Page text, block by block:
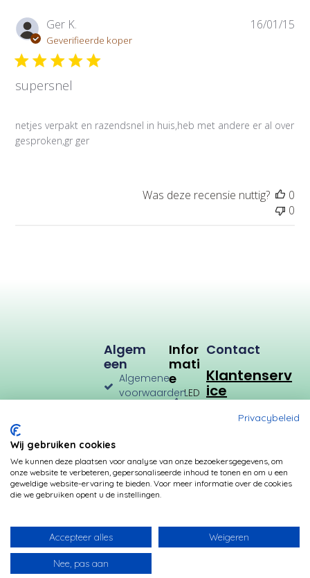
Ger K.
Geverifieerde koper
supersnel
netjes verpakt en razendsnel in huis,heb met andere er al over
gesproken,gr ger
P
a
t
16/01/15
Was deze recensie nuttig?
0
0
Infor
Mati
E
LED
Verbruik
Kleurtemperatuur
Algem
Een
Algemene
voorwaarden
Privacybeleid
Betalingsmogelijkheden
Contact
Klantenserv
ice
Privacybeleid
Wij gebruiken cookies
We kunnen deze plaatsen voor analyse van onze bezoekersgegevens, om
onze website te verbeteren, gepersonaliseerde inhoud te tonen en om u een
geweldige website-ervaring te bieden. Voor meer informatie over de cookies
die we gebruiken opent u de instellingen.
Accepteer alles Weigeren
Nee, pas aan